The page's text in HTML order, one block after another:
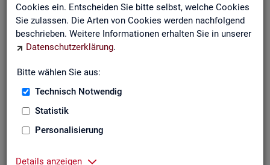
Cookies ein. Entscheiden Sie bitte selbst, welche Cookies
Sie zulassen. Die Arten von Cookies werden nachfolgend
beschrieben. Weitere Informationen erhalten Sie in unserer
Datenschutzerklärung.
Bitte wählen Sie aus:
Technisch Notwendig
Statistik
Personalisierung
Details anzeigen
Nut­zen Sie die Mög­lich­keit mit uns in Kon­takt zu tre­ten!
Sie haben Fra­gen zum An­ge­bot?
Sie be­nö­ti­gen auf Ihre Fra­ge­stel­lung zu­ge­schnit­te­ne Son­der­
Ihr Sta­tis­tik-Ser­vice hilft Ihnen wei­ter!
Zen­tra­ler Sta­tis­tik-Ser­vice